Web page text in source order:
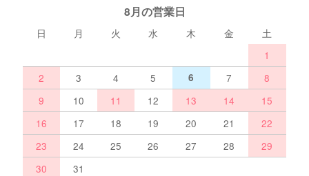
8月の営業日
日 月 火 水 木 金
土
1
2
3 4 5 6 7
8
9
10 11 12 13 14
15
16
17 18 19 20 21
22
23
24 25 26 27 28
29
30
31